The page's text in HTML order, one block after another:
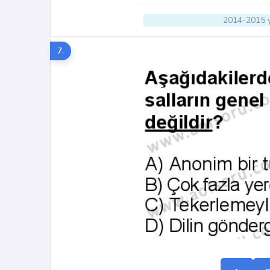
2014-2015
7.